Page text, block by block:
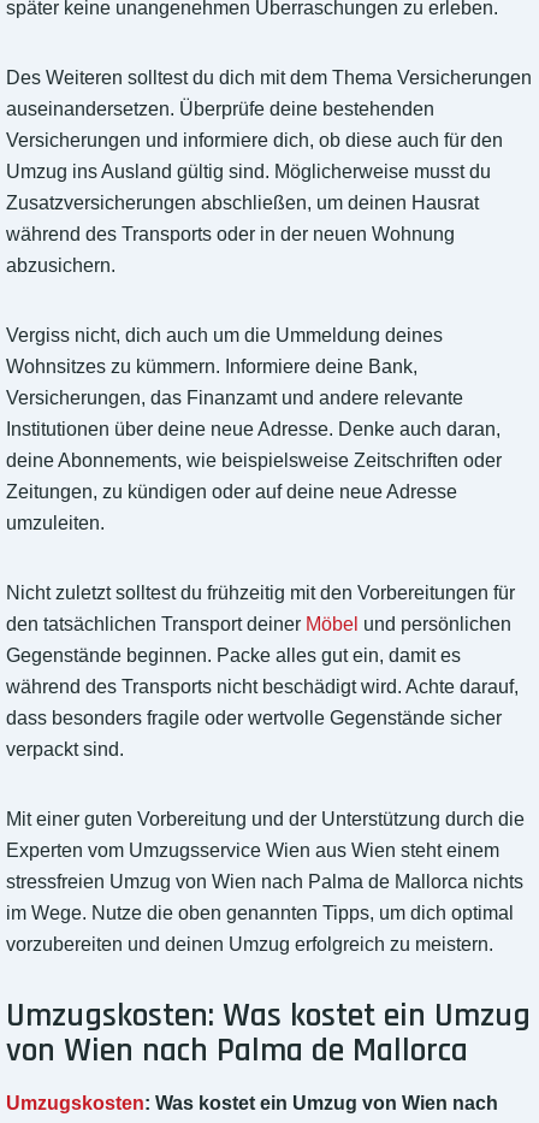
später keine unangenehmen Überraschungen zu erleben.
Des Weiteren solltest du dich mit dem Thema Versicherungen
auseinandersetzen. Überprüfe deine bestehenden
Versicherungen und informiere dich, ob diese auch für den
Umzug ins Ausland gültig sind. Möglicherweise musst du
Zusatzversicherungen abschließen, um deinen Hausrat
während des Transports oder in der neuen Wohnung
abzusichern.
Vergiss nicht, dich auch um die Ummeldung deines
Wohnsitzes zu kümmern. Informiere deine Bank,
Versicherungen, das Finanzamt und andere relevante
Institutionen über deine neue Adresse. Denke auch daran,
deine Abonnements, wie beispielsweise Zeitschriften oder
Zeitungen, zu kündigen oder auf deine neue Adresse
umzuleiten.
Nicht zuletzt solltest du frühzeitig mit den Vorbereitungen für
den tatsächlichen Transport deiner Möbel und persönlichen
Gegenstände beginnen. Packe alles gut ein, damit es
während des Transports nicht beschädigt wird. Achte darauf,
dass besonders fragile oder wertvolle Gegenstände sicher
verpackt sind.
Mit einer guten Vorbereitung und der Unterstützung durch die
Experten vom Umzugsservice Wien aus Wien steht einem
stressfreien Umzug von Wien nach Palma de Mallorca nichts
im Wege. Nutze die oben genannten Tipps, um dich optimal
vorzubereiten und deinen Umzug erfolgreich zu meistern.
Umzugskosten: Was kostet ein Umzug
von Wien nach Palma de Mallorca
Umzugskosten: Was kostet ein Umzug von Wien nach